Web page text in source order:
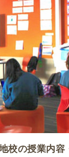
校の授業内容